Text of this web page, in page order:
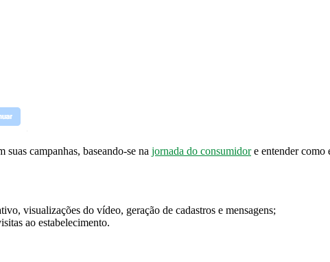
campanhas, baseando-se na jornada do consumidore entender como
visualizações do vídeo, geração de cadastros e mensagens;
ao estabelecimento.